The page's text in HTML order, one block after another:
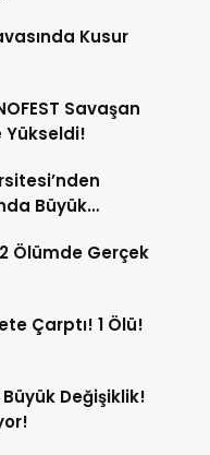
Kusur
Savaşan
Yükseldi!
Büyük
Ölümde Gerçek
Çarptı! 1 Ölü!
Değişiklik!